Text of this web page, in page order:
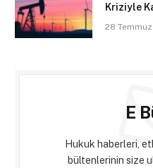
Kriziyle
28
E
Hukuk haberleri,
bültenlerinin size